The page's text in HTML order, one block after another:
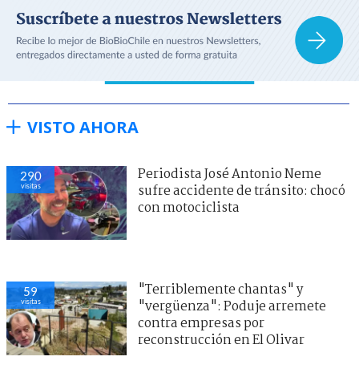
VISTO AHORA
290
visitas
Periodista José Antonio Neme
sufre accidente de tránsito: chocó
con motociclista
59
visitas
"Terriblemente chantas" y
"vergüenza": Poduje arremete
contra empresas por
reconstrucción en El Olivar